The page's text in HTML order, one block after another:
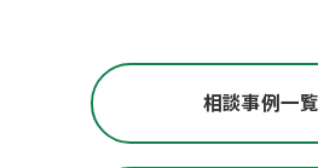
相談事例一